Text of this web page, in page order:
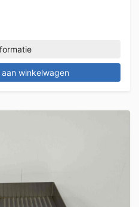
winkelwagen